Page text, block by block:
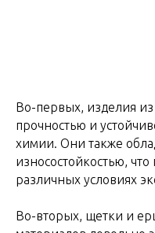
Во-первых, изделия
прочностью и
химии. Они также
износостойкостью, что
различных условиях
Во-вторых, щетки и